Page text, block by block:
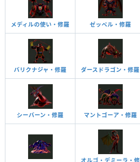
メディルの使い・修羅 ゼッペル・修羅
バリクナジャ・修羅 ダースドラゴン・修羅
シーバーン・修羅 マントゴーア・修羅
オルゴ・デミーラ・修